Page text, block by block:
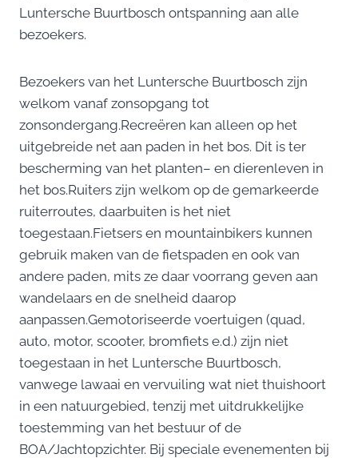
Luntersche Buurtbosch ontspanning aan alle
bezoekers.
Bezoekers van het Luntersche Buurtbosch zijn
welkom vanaf zonsopgang tot
zonsondergang.Recreëren kan alleen op het
uitgebreide net aan paden in het bos. Dit is ter
bescherming van het planten– en dierenleven in
het bos.Ruiters zijn welkom op de gemarkeerde
ruiterroutes, daarbuiten is het niet
toegestaan.Fietsers en mountainbikers kunnen
gebruik maken van de fietspaden en ook van
andere paden, mits ze daar voorrang geven aan
wandelaars en de snelheid daarop
aanpassen.Gemotoriseerde voertuigen (quad,
auto, motor, scooter, bromfiets e.d.) zijn niet
toegestaan in het Luntersche Buurtbosch,
vanwege lawaai en vervuiling wat niet thuishoort
in een natuurgebied, tenzij met uitdrukkelijke
toestemming van het bestuur of de
BOA/Jachtopzichter. Bij speciale evenementen bij